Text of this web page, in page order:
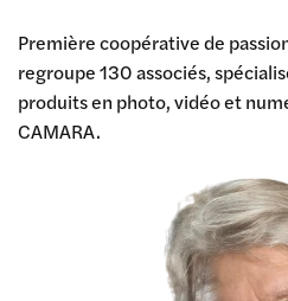
Première coopérative de
regroupe 130 associés,
produits en photo, vidéo et
CAMARA.